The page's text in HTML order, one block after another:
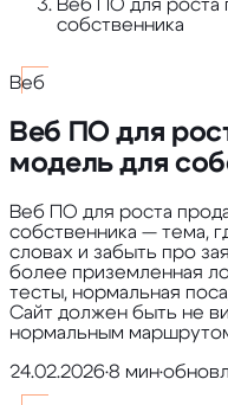
Веб ПО для роста
собственника
Веб
Веб ПО для
модель для
Веб ПО для роста
собственника — тема,
словах и забыть про
более приземленная
тесты, нормальная
Сайт должен быть не
нормальным
24.02.2026•8 мин•